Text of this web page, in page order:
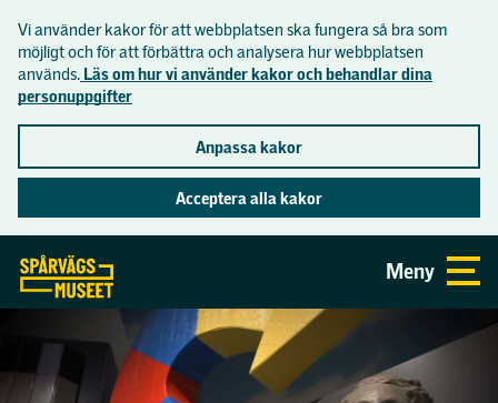
Vi använder kakor för att webbplatsen ska fungera så bra som
möjligt och för att förbättra och analysera hur webbplatsen
används. Läs om hur vi använder kakor och behandlar dina
personuppgifter
Anpassa kakor
Acceptera alla kakor
Meny
Öppettider och priser
Mat och dryck
Praktisk information
Tillgänglighet på museet
Se och göra
Aktuellt
Utställningar
Aktiviteter
Om museet
Museets historia
Skolor
Lättläst